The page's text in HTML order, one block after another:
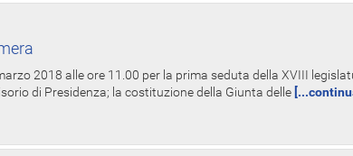
2018 alle ore 11.00 per la prima seduta della XVIII
di Presidenza; la costituzione della Giunta delle